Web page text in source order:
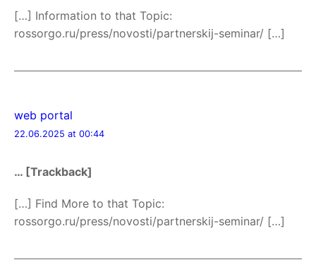
[…] Information to that Topic:
rossorgo.ru/press/novosti/partnerskij-seminar/ […]
web portal
22.06.2025 at 00:44
… [Trackback]
[…] Find More to that Topic:
rossorgo.ru/press/novosti/partnerskij-seminar/ […]